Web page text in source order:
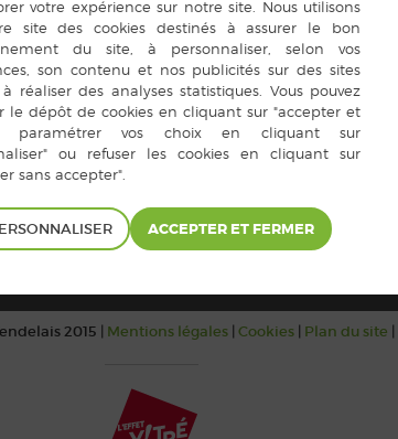
2015 | Mentions légales| Cookies| Plan du site |